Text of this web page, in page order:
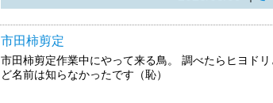
市田柿剪定
市田柿剪定作業中にやって来る鳥。 調べたらヒヨド
ど名前は知らなかったです（恥）